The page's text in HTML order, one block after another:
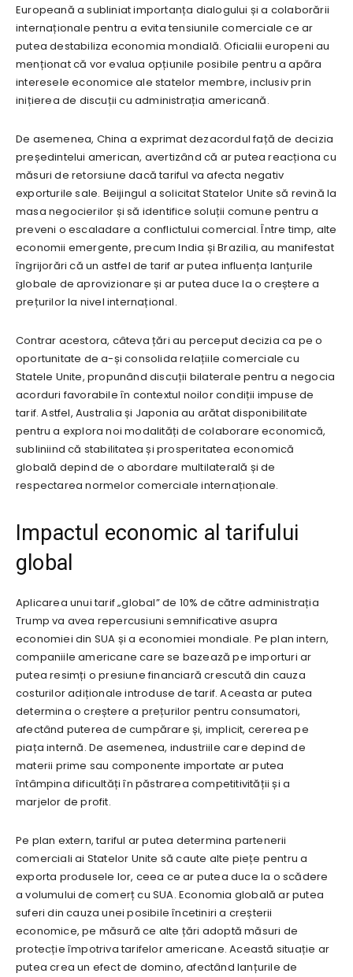
Europeană a subliniat importanța dialogului și a colaborării
internaționale pentru a evita tensiunile comerciale ce ar
putea destabiliza economia mondială. Oficialii europeni au
menționat că vor evalua opțiunile posibile pentru a apăra
interesele economice ale statelor membre, inclusiv prin
inițierea de discuții cu administrația americană.
De asemenea, China a exprimat dezacordul față de decizia
președintelui american, avertizând că ar putea reacționa cu
măsuri de retorsiune dacă tariful va afecta negativ
exporturile sale. Beijingul a solicitat Statelor Unite să revină la
masa negocierilor și să identifice soluții comune pentru a
preveni o escaladare a conflictului comercial. Între timp, alte
economii emergente, precum India și Brazilia, au manifestat
îngrijorări că un astfel de tarif ar putea influența lanțurile
globale de aprovizionare și ar putea duce la o creștere a
prețurilor la nivel internațional.
Contrar acestora, câteva țări au perceput decizia ca pe o
oportunitate de a-și consolida relațiile comerciale cu
Statele Unite, propunând discuții bilaterale pentru a negocia
acorduri favorabile în contextul noilor condiții impuse de
tarif. Astfel, Australia și Japonia au arătat disponibilitate
pentru a explora noi modalități de colaborare economică,
subliniind că stabilitatea și prosperitatea economică
globală depind de o abordare multilaterală și de
respectarea normelor comerciale internaționale.
Impactul economic al tarifului
global
Aplicarea unui tarif „global” de 10% de către administrația
Trump va avea repercusiuni semnificative asupra
economiei din SUA și a economiei mondiale. Pe plan intern,
companiile americane care se bazează pe importuri ar
putea resimți o presiune financiară crescută din cauza
costurilor adiționale introduse de tarif. Aceasta ar putea
determina o creștere a prețurilor pentru consumatori,
afectând puterea de cumpărare și, implicit, cererea pe
piața internă. De asemenea, industriile care depind de
materii prime sau componente importate ar putea
întâmpina dificultăți în păstrarea competitivității și a
marjelor de profit.
Pe plan extern, tariful ar putea determina partenerii
comerciali ai Statelor Unite să caute alte piețe pentru a
exporta produsele lor, ceea ce ar putea duce la o scădere
a volumului de comerț cu SUA. Economia globală ar putea
suferi din cauza unei posibile încetiniri a creșterii
economice, pe măsură ce alte țări adoptă măsuri de
protecție împotriva tarifelor americane. Această situație ar
putea crea un efect de domino, afectând lanțurile de